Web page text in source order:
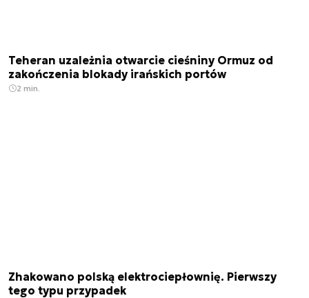
Teheran uzależnia otwarcie cieśniny Ormuz od
zakończenia blokady irańskich portów
2 min.
Zhakowano polską elektrociepłownię. Pierwszy
tego typu przypadek